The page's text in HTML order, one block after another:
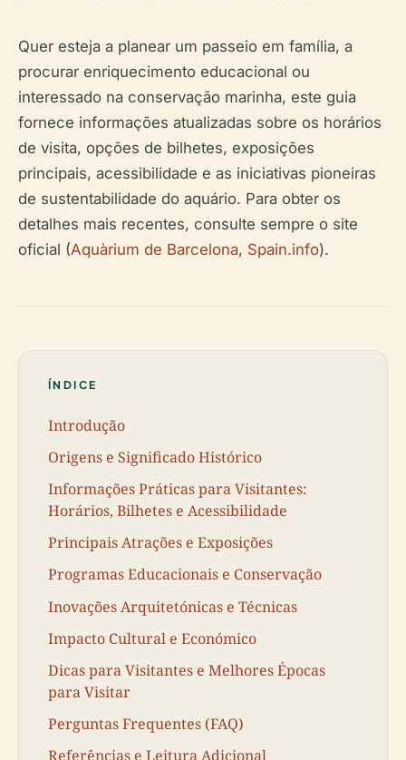
Quer esteja a planear um passeio em família, a
procurar enriquecimento educacional ou
interessado na conservação marinha, este guia
fornece informações atualizadas sobre os horários
de visita, opções de bilhetes, exposições
principais, acessibilidade e as iniciativas pioneiras
de sustentabilidade do aquário. Para obter os
detalhes mais recentes, consulte sempre o site
oficial (Aquàrium de Barcelona, Spain.info).
ÍNDICE
Introdução
Origens e Significado Histórico
Informações Práticas para Visitantes:
Horários, Bilhetes e Acessibilidade
Principais Atrações e Exposições
Programas Educacionais e Conservação
Inovações Arquitetónicas e Técnicas
Impacto Cultural e Económico
Dicas para Visitantes e Melhores Épocas
para Visitar
Perguntas Frequentes (FAQ)
Referências e Leitura Adicional